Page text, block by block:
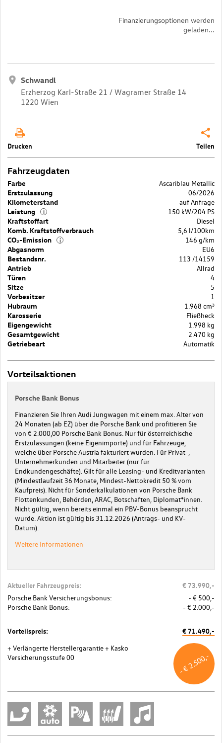
Finanzierungsoptionen werden
geladen...
Schwandl
Erzherzog Karl-Straße 21 / Wagramer Straße 14
1220 Wien
Drucken Teilen
Fahrzeugdaten
Farbe
Ascariblau Metallic
Erstzulassung
06/2026
Kilometerstand
auf Anfrage
Leistung
i
150 kW/204 PS
Kraftstoffart
Diesel
Komb. Kraftstoffverbrauch
5,6 l/100km
CO₂-Emission
i
146 g/km
Abgasnorm
EU6
Bestandsnr.
113 /14159
Antrieb
Allrad
Türen
4
Sitze
5
Vorbesitzer
1
Hubraum
1.968 cm³
Karosserie
Fließheck
Eigengewicht
1.998 kg
Gesamtgewicht
2.470 kg
Getriebeart
Automatik
Vorteilsaktionen
Porsche Bank Bonus
Finanzieren Sie Ihren Audi Jungwagen mit einem max. Alter von
24 Monaten (ab EZ) über die Porsche Bank und profitieren Sie
von € 2.000,00 Porsche Bank Bonus. Nur für österreichische
Erstzulassungen (keine Eigenimporte) und für Fahrzeuge,
welche über Porsche Austria fakturiert wurden. Für Privat-,
Unternehmerkunden und Mitarbeiter (nur für
Endkundengeschäfte). Gilt für alle Leasing- und Kreditvarianten
(Mindestlaufzeit 36 Monate, Mindest-Nettokredit 50 % vom
Kaufpreis). Nicht für Sonderkalkulationen von Porsche Bank
Flottenkunden, Behörden, ARAC, Botschaften, Diplomat*innen.
Nicht gültig, wenn bereits einmal ein PBV-Bonus beansprucht
wurde. Aktion ist gültig bis 31.12.2026 (Antrags- und KV-
Datum).
Weitere Informationen
Aktueller Fahrzeugpreis: € 73.990,-
Porsche Bank Versicherungsbonus:
- € 500,-
Porsche Bank Bonus:
- € 2.000,-
Vorteilspreis: € 71.490,-
+ Verlängerte Herstellergarantie+ Kasko
Versicherungsstufe 00
- € 2.500,-